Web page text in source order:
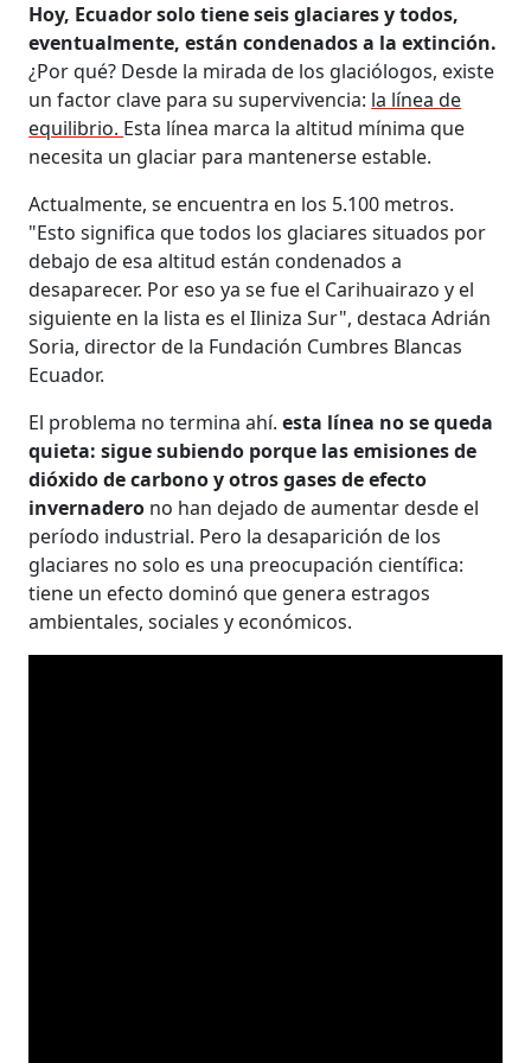
Hoy, Ecuador solo tiene seis glaciares y todos,
eventualmente, están condenados a la extinción.
¿Por qué? Desde la mirada de los glaciólogos, existe
un factor clave para su supervivencia: la línea de
equilibrio. Esta línea marca la altitud mínima que
necesita un glaciar para mantenerse estable.
Actualmente, se encuentra en los 5.100 metros.
"Esto significa que todos los glaciares situados por
debajo de esa altitud están condenados a
desaparecer. Por eso ya se fue el Carihuairazo y el
siguiente en la lista es el Iliniza Sur", destaca Adrián
Soria, director de la Fundación Cumbres Blancas
Ecuador.
El problema no termina ahí.esta línea no se queda
quieta: sigue subiendo porque las emisiones de
dióxido de carbono y otros gases de efecto
invernadero no han dejado de aumentar desde el
período industrial. Pero la desaparición de los
glaciares no solo es una preocupación científica:
tiene un efecto dominó que genera estragos
ambientales, sociales y económicos.